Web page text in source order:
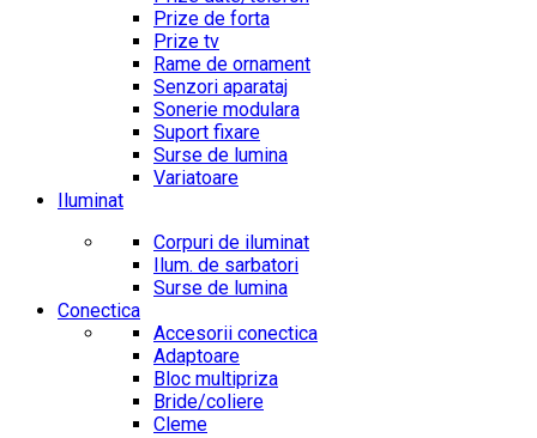
Prize de forta
Prize tv
Rame de ornament
Senzori aparataj
Sonerie modulara
Suport fixare
Surse de lumina
Variatoare
Iluminat
Corpuri de iluminat
Ilum. de sarbatori
Surse de lumina
Conectica
Accesorii conectica
Adaptoare
Bloc multipriza
Bride/coliere
Cleme